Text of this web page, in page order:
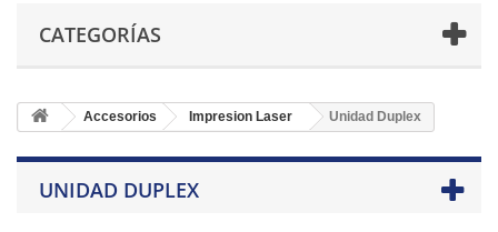
CATEGORÍAS
Accesorios Impresion Laser Unidad Duplex
UNIDAD DUPLEX